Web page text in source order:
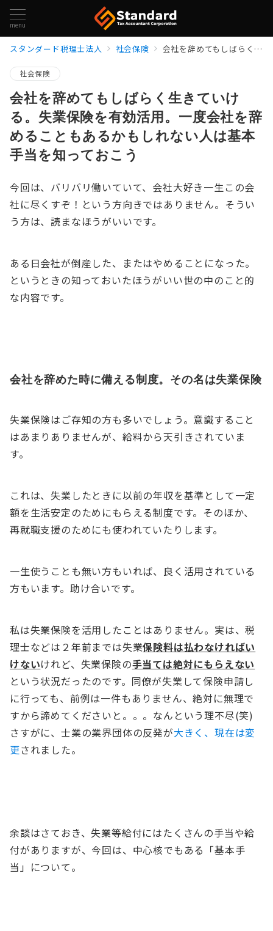
menu
スタンダード税理士法人 社会保険 会社を辞めてもしばらく生きていける。失業保険を有効活用。一度会社を辞めることもあるかもしれない人は基本手当を知っておこう
社会保険
会社を辞めてもしばらく生きていけ
る。失業保険を有効活用。一度会社を辞
めることもあるかもしれない人は基本
手当を知っておこう
今回は、バリバリ働いていて、会社大好き一生この会
社に尽くすぞ！という方向きではありません。そうい
う方は、読まなほうがいいです。
ある日会社が倒産した、またはやめることになった。
というときの知っておいたほうがいい世の中のこと的
な内容です。
会社を辞めた時に備える制度。その名は失業保険
失業保険はご存知の方も多いでしょう。意識すること
はあまりありませんが、給料から天引きされていま
す。
これは、失業したときに以前の年収を基準として一定
額を生活安定のためにもらえる制度です。そのほか、
再就職支援のためにも使われていたりします。
一生使うことも無い方もいれば、良く活用されている
方もいます。助け合いです。
私は失業保険を活用したことはありません。実は、税
理士などは２年前までは失業保険料は払わなければい
けないけれど、失業保険の手当ては絶対にもらえない
という状況だったのです。同僚が失業して保険申請し
に行っても、前例は一件もありません、絶対に無理で
すから諦めてくださいと。。。なんという理不尽(笑)
さすがに、士業の業界団体の反発が大きく、現在は変
更されました。
余談はさておき、失業等給付にはたくさんの手当や給
付がありますが、今回は、中心核でもある「基本手
当」について。